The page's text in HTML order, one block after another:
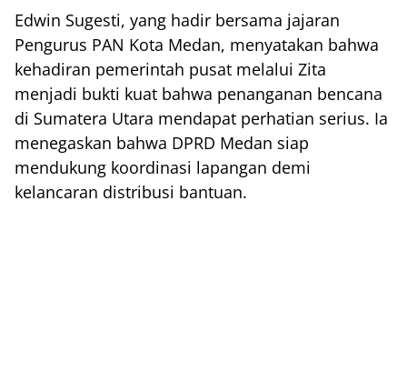
Edwin Sugesti, yang hadir bersama jajaran
Pengurus PAN Kota Medan, menyatakan bahwa
kehadiran pemerintah pusat melalui Zita
menjadi bukti kuat bahwa penanganan bencana
di Sumatera Utara mendapat perhatian serius. Ia
menegaskan bahwa DPRD Medan siap
mendukung koordinasi lapangan demi
kelancaran distribusi bantuan.